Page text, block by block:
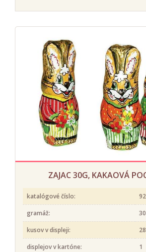
ZAJAC 30G, KAKAOVÁ
katalógové číslo:
gramáž:
kusov v displeji:
28
displejov v kartóne:
1